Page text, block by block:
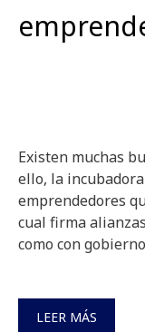
Existen muchas
ello, la
emprendedores
cual firma
como con
LEER MÁS